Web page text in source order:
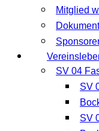
Mitglied
SV 04
SV
SV